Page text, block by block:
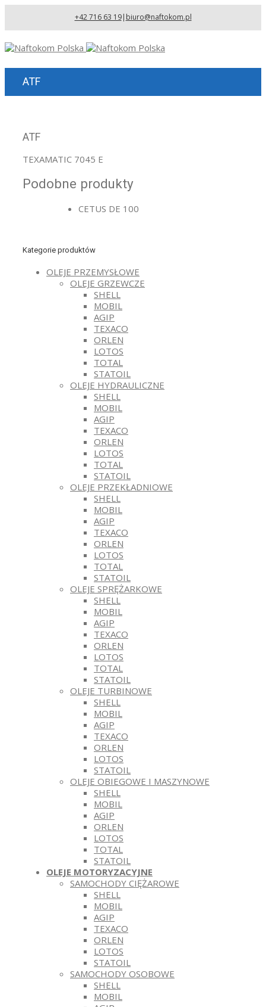
+42 716 63 19| biuro@naftokom.pl
ATF
ATF
TEXAMATIC 7045 E
Podobne produkty
CETUS DE 100
Kategorie produktów
OLEJE PRZEMYSŁOWE
OLEJE GRZEWCZE
SHELL
MOBIL
AGIP
TEXACO
ORLEN
LOTOS
TOTAL
STATOIL
OLEJE HYDRAULICZNE
SHELL
MOBIL
AGIP
TEXACO
ORLEN
LOTOS
TOTAL
STATOIL
OLEJE PRZEKŁADNIOWE
SHELL
MOBIL
AGIP
TEXACO
ORLEN
LOTOS
TOTAL
STATOIL
OLEJE SPRĘŻARKOWE
SHELL
MOBIL
AGIP
TEXACO
ORLEN
LOTOS
TOTAL
STATOIL
OLEJE TURBINOWE
SHELL
MOBIL
AGIP
TEXACO
ORLEN
LOTOS
STATOIL
OLEJE OBIEGOWE I MASZYNOWE
SHELL
MOBIL
AGIP
ORLEN
LOTOS
TOTAL
STATOIL
OLEJE MOTORYZACYJNE
SAMOCHODY CIĘŻAROWE
SHELL
MOBIL
AGIP
TEXACO
ORLEN
LOTOS
STATOIL
SAMOCHODY OSOBOWE
SHELL
MOBIL